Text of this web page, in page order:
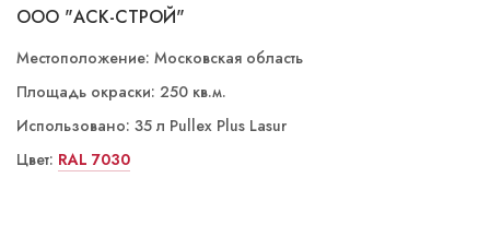
LW 01/3 Лиственница
ООО "АСК-СТРОЙ"
Местоположение: Московская область
Площадь окраски: 250 кв.м.
Использовано: 35 л Pullex Plus Lasur
Цвет: RAL 7030
LW 02/4 Палисандр
LW 02/3 Орех
ST 06/5 Номаде
ST 03/4 Йога темная
LW 01/3 Лиственница